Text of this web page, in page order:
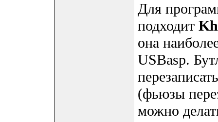
Для
подходит
она
USBasp.
(фьюзы
можно